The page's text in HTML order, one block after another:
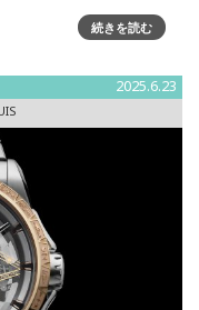
ロジュリーの真髄、
ック クロノグラフ」
ダー フライバック ク
続きを読む
2025.6.23